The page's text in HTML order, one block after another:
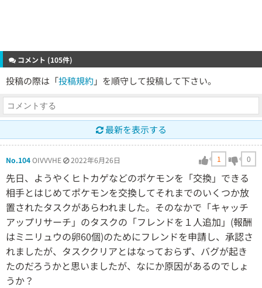
コメント (105件)
投稿の際は「投稿規約 」を順守して投稿して下さい。
最新を表示する
No.104OIVVVHE 2022年6月26日 1 0
先日、ようやくヒトカゲなどのポケモンを「交換」できる
相手とはじめてポケモンを交換してそれまでのいくつか放
置されたタスクがあらわれました。そのなかで「キャッチ
アップリサーチ」のタスクの「フレンドを１人追加」(報酬
はミニリュウの卵60個)のためにフレンドを申請し、承認さ
れましたが、タスククリアとはなっておらず、バグが起き
たのだろうかと思いましたが、なにか原因があるのでしょ
うか？